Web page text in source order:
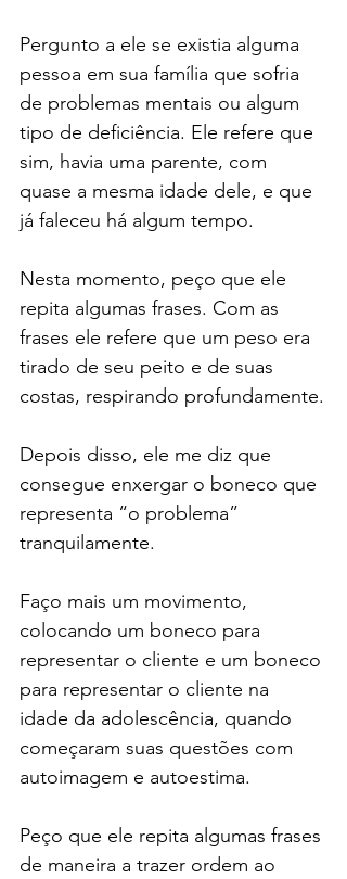
Pergunto a ele se existia alguma
pessoa em sua família que sofria
de problemas mentais ou algum
tipo de deficiência. Ele refere que
sim, havia uma parente, com
quase a mesma idade dele, e que
já faleceu há algum tempo.
Nesta momento, peço que ele
repita algumas frases. Com as
frases ele refere que um peso era
tirado de seu peito e de suas
costas, respirando profundamente.
Depois disso, ele me diz que
consegue enxergar o boneco que
representa “o problema”
tranquilamente.
Faço mais um movimento,
colocando um boneco para
representar o cliente e um boneco
para representar o cliente na
idade da adolescência, quando
começaram suas questões com
autoimagem e autoestima.
Peço que ele repita algumas frases
de maneira a trazer ordem ao